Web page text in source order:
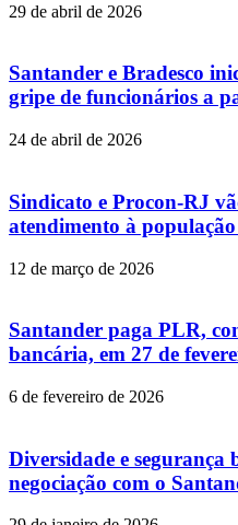
29 de abril de 2026
Santander e Bradesco
gripe de funcionários a
24 de abril de 2026
Sindicato e Procon-RJ
atendimento à população
12 de março de 2026
Santander paga PLR,
bancária, em 27 de
6 de fevereiro de 2026
Diversidade e
negociação com o